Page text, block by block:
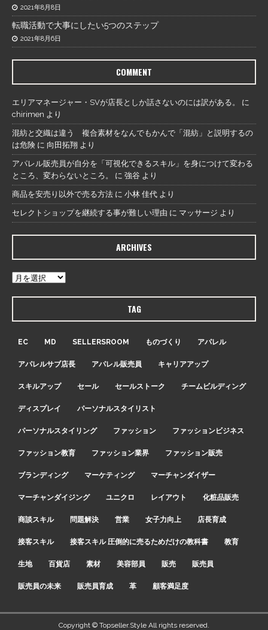
2021年8月8日
転職活動で大事にしたい5つのステップ
2021年8月6日
COMMENT
エリアマネージャー・SVが店長としか話さないのには訳がある。
に
chirimen より
混紡と交織は違う 複合素材をなんでもかんで「混紡」と説明するの
は危険 に 向田拓翔 より
アパレル販売員が自分を「可視化できるスキル」を身につけて変わる
ところ、変わらないところ。
に 強谷 より
商品を安売り以外で売る方法 に 小林 佳代 より
セレクトショップを継続する事が難しい理由 に マッサージ より
ARCHIVES
TAG
EC MD SELLERSROOM ものづくり アパレル
アパレルサブ店長 アパレル販売員 キャリアアップ
スキルアップ セール セールストーク チームビルディング
ディスプレイ パーソナルスタイリスト
パーソナルスタイリング ファッション ファッションビジネス
ファッション教育 ファッション業界 ファッション販売
ブランディング マーケティング マーチャンダイザー
マーチャンダイジング ユニクロ レイアウト 化粧品販売
商談スキル 問題解決 営業 女子力向上 店長育成
接客スキル 接客スキル 圧倒的に売るためだけの教科書 教育
生地 百貨店 素材 美容部員 販売 販売員
販売員の未来 販売員育成 革 顧客満足度
Copyright © Topseller.Style All rights reserved.